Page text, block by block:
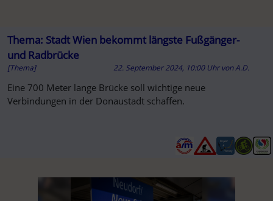
Thema: Stadt Wien bekommt längste Fußgänger-
und Radbrücke
[Thema] 22. September 2024, 10:00 Uhr vonA.D.
Eine 700 Meter lange Brücke soll wichtige neue
Verbindungen in der Donaustadt schaffen.